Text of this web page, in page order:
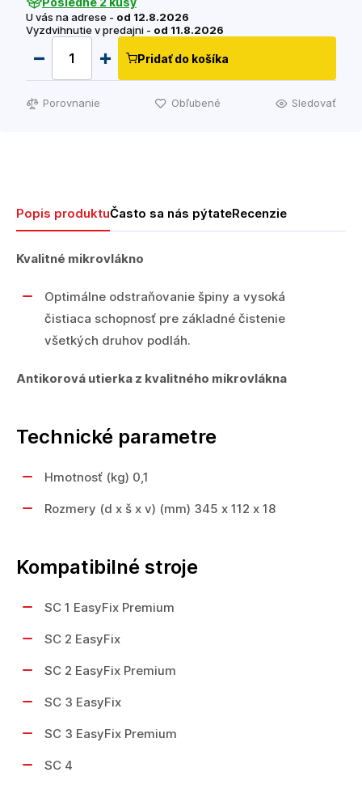
U vás na adrese - od 12.8.2026
Vyzdvihnutie v predajni - od 11.8.2026
Pridať do košíka
Porovnanie Obľubené Sledovať
Popis produktuČasto sa nás pýtateRecenzie
Kvalitné mikrovlákno
Optimálne odstraňovanie špiny a vysoká
čistiaca schopnosť pre základné čistenie
všetkých druhov podláh.
Antikorová utierka z kvalitného mikrovlákna
Technické parametre
Hmotnosť (kg) 0,1
Rozmery (d x š x v) (mm) 345 x 112 x 18
Kompatibilné stroje
SC 1 EasyFix Premium
SC 2 EasyFix
SC 2 EasyFix Premium
SC 3 EasyFix
SC 3 EasyFix Premium
SC 4